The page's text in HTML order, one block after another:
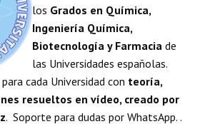
los Grados en Química,
Ingeniería Química,
Biotecnología y Farmacia de
las Universidades españolas.
cada Universidad con teoría,
resueltos en vídeo, creado por
. Soporte para dudas por WhatsApp. .